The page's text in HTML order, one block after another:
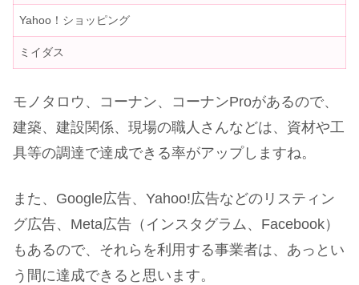
Yahoo！ショッピング
ミイダス
モノタロウ、コーナン、コーナンProがあるので、
建築、建設関係、現場の職人さんなどは、資材や工
具等の調達で達成できる率がアップしますね。
また、Google広告、Yahoo!広告などのリスティン
グ広告、Meta広告（インスタグラム、Facebook）
もあるので、それらを利用する事業者は、あっとい
う間に達成できると思います。